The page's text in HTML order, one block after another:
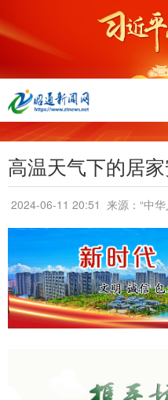
高温天气下的居
2024-06-11 20:51 来源：“中